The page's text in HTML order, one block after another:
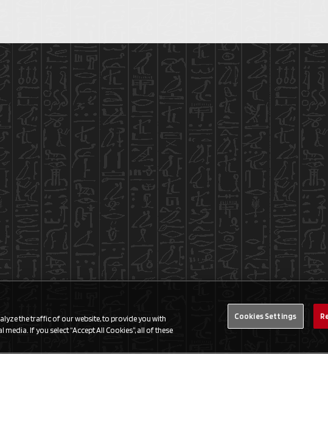
the traffic of our website, to provide you with
If you select “Accept All Cookies”, all of these
Cookies Settings